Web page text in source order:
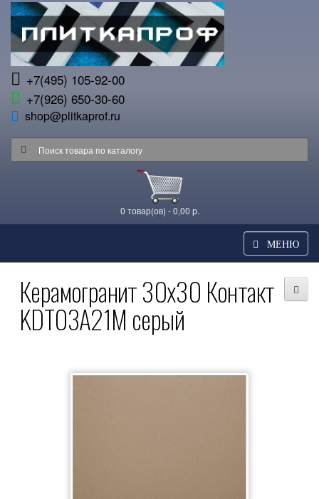
+7(495) 105-92-00
+7(926) 650-30-60
shop@plitkaprof.ru
0 товар(ов) - 0,00 р.
МЕНЮ
Керамогранит 30x30 Контакт
KDT03A21M серый